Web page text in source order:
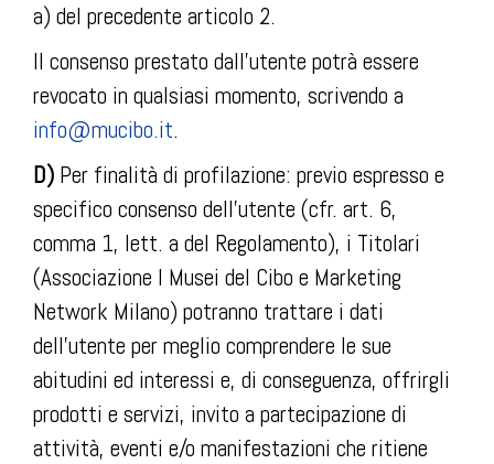
a) del precedente articolo 2.
Il consenso prestato dall’utente potrà essere
revocato in qualsiasi momento, scrivendo a
info@mucibo.it.
D) Per finalità di profilazione: previo espresso e
specifico consenso dell’utente (cfr. art. 6,
comma 1, lett. a del Regolamento), i Titolari
(Associazione I Musei del Cibo e Marketing
Network Milano) potranno trattare i dati
dell’utente per meglio comprendere le sue
abitudini ed interessi e, di conseguenza, offrirgli
prodotti e servizi, invito a partecipazione di
attività, eventi e/o manifestazioni che ritiene